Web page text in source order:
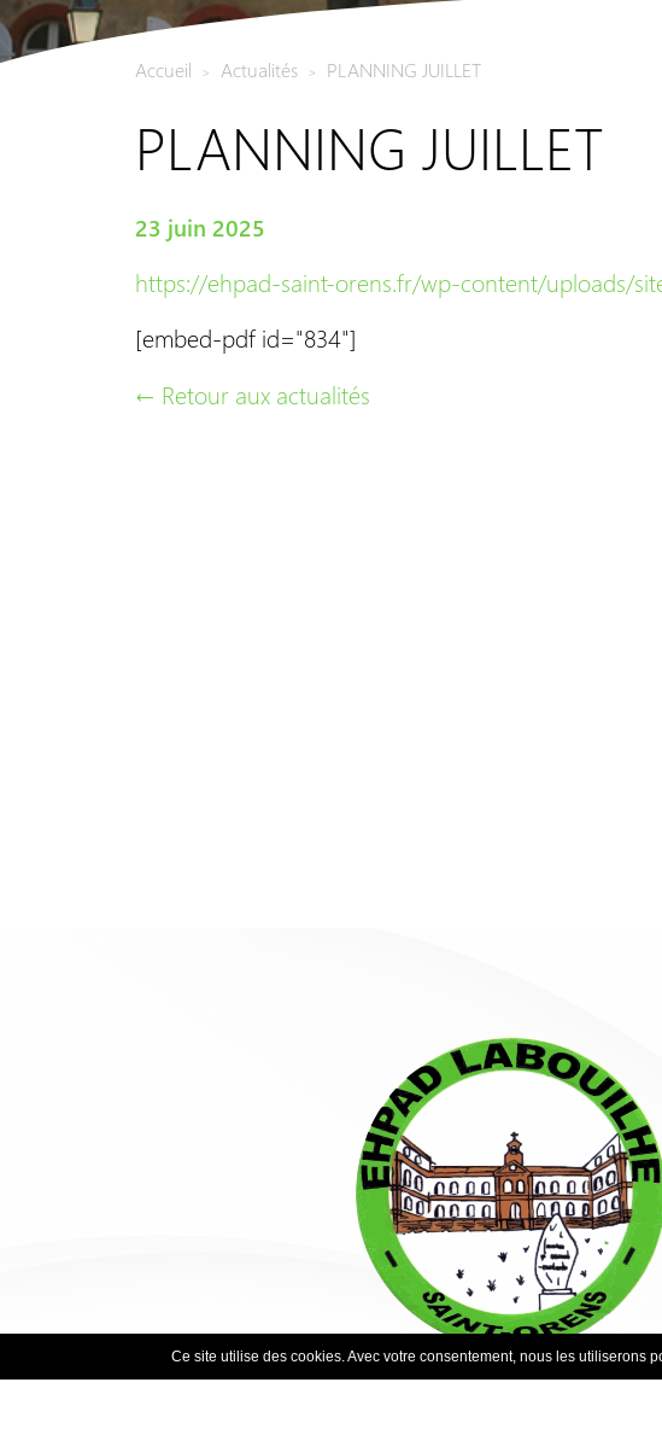
Accueil > Actualités > PLANNING JUILLET
PLANNING JUILLET
23 juin 2025
https://ehpad-saint-orens.fr/wp-content/uploads/
[embed-pdf id="834"]
← Retour aux actualités
Ce site utilise des cookies. Avec votre consentement, nous les utiliserons